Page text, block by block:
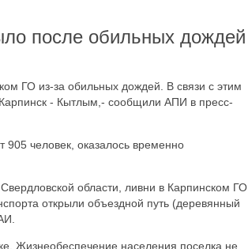
после обильных дождей
ГО из-за обильных дождей. В связи с этим
- Кытлым,- сообщили АПИ в пресс-
человек, оказалось временно
области, ливни в Карпинском ГО
открыли объездной путь (деревянный
Жизнеобеспечение населения поселка не